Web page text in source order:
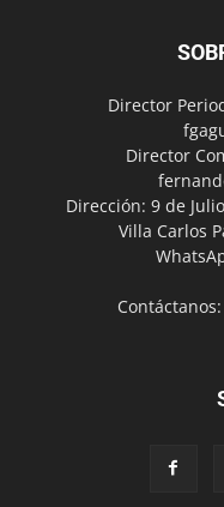
Director
Director
Dirección: 9 de
Villa Carlos
Contáctanos: